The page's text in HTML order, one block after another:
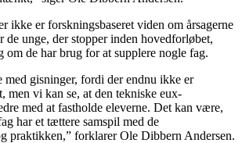
ikke er forskningsbaseret viden om årsagerne
unge, der stopper inden hovedforløbet,
om de har brug for at supplere nogle fag.
med gisninger, fordi der endnu ikke er
men vi kan se, at den tekniske eux-
med at fastholde eleverne. Det kan være,
har et tættere samspil med de
praktikken,” forklarer Ole Dibbern Andersen.